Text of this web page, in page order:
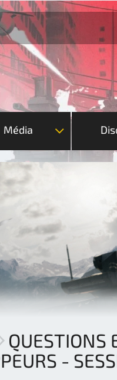
Média
QUESTIONS
-